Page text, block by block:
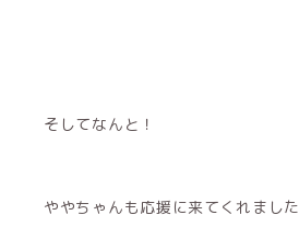
そしてなんと！
ややちゃんも応援に来てくれました